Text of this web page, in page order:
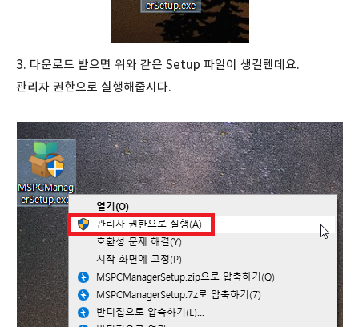
3. 다운로드 받으면 위와 같은 Setup 파일이 생길텐데요.
관리자 권한으로 실행해줍시다.